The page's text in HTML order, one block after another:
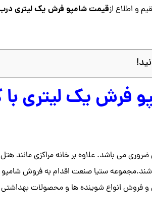
و اطلاع ازقیمت شامپو فرش یک لیتری درب
فرش یک لیتری
می باشد. علاوه بر خانه مراکزی مانند
ستیا صنعت اقدام به فروش
و فروش انواع شوینده ها و محصولات